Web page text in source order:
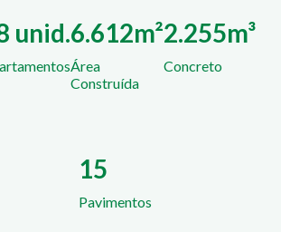
unid.6.612m²
Área
Construída
2.255m³
Concreto
15
Pavimentos